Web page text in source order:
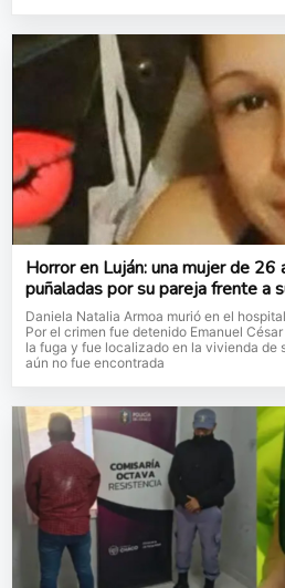
Horror en Luján: una mujer de 26
puñaladas por su pareja frente a
Daniela Natalia Armoa murió en el
Por el crimen fue detenido Emanuel
la fuga y fue localizado en la vivienda de
aún no fue encontrada